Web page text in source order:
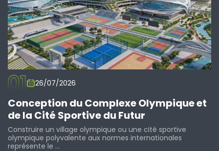
01 26/07/2026
Conception du Complexe Olympique et
de la Cité Sportive du Futur
Construire un village olympique ou une cité sportive
olympique polyvalente aux normes internationales
représente le ...